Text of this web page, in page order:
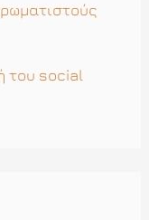
του social